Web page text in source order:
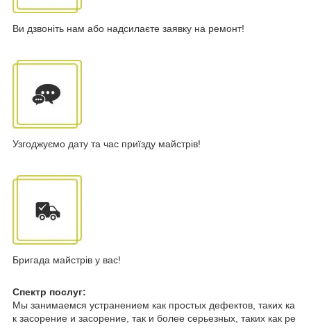
Ви дзвоніть нам або надсилаєте заявку на ремонт!
Узгоджуємо дату та час приїзду майстрів!
Бригада майстрів у вас!
Спектр послуг:
Мы занимаемся устранением как простых дефектов, таких ка
к засорение и засорение, так и более серьезных, таких как ре